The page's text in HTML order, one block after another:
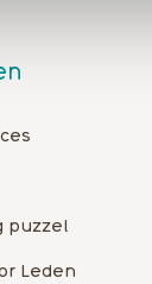
puzzel
Leden